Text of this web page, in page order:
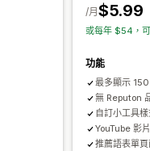
$5.99
/月
或每年 $54，
功能
最多顯示
無 Reputon
自訂小工具
YouTube 影
推薦語表單